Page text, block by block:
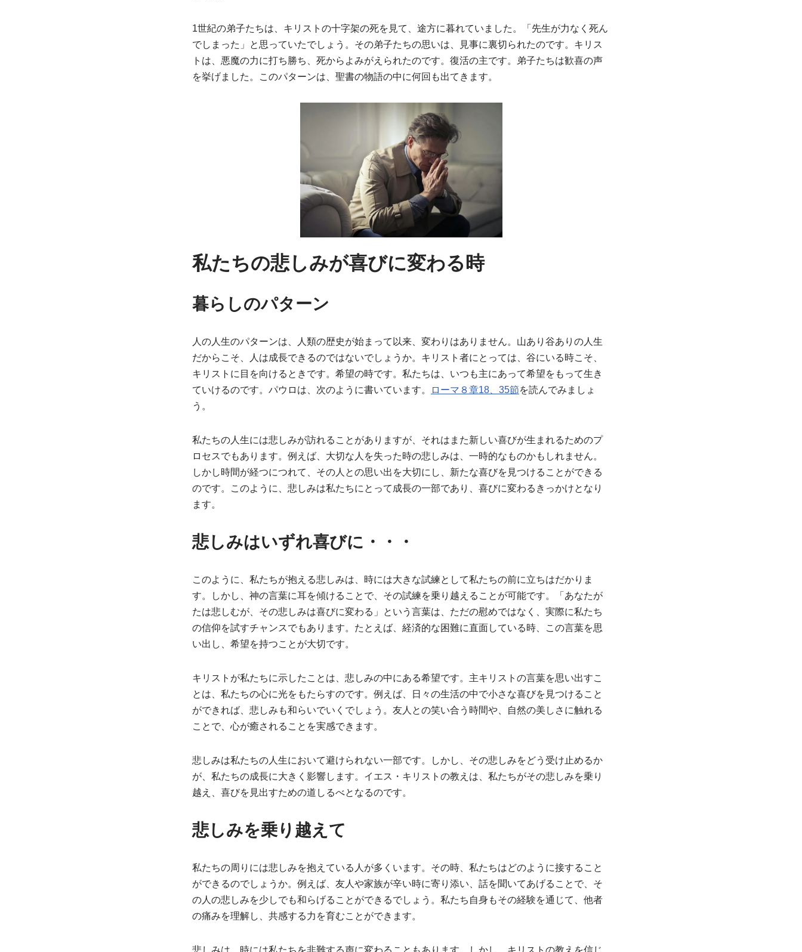
1世紀の弟子たちは、キリストの十字架の死を見て、途方に暮れていました。「先生が力なく死ん
でしまった」と思っていたでしょう。その弟子たちの思いは、見事に裏切られたのです。キリス
トは、悪魔の力に打ち勝ち、死からよみがえられたのです。復活の主です。弟子たちは歓喜の声
を挙げました。このパターンは、聖書の物語の中に何回も出てきます。
私たちの悲しみが喜びに変わる時
暮らしのパターン
人の人生のパターンは、人類の歴史が始まって以来、変わりはありません。山あり谷ありの人生
だからこそ、人は成長できるのではないでしょうか。キリスト者にとっては、谷にいる時こそ、
キリストに目を向けるときです。希望の時です。私たちは、いつも主にあって希望をもって生き
ていけるのです。パウロは、次のように書いています。
ローマ８章18、35節を読んでみましょ
う。
私たちの人生には悲しみが訪れることがありますが、それはまた新しい喜びが生まれるためのプ
ロセスでもあります。例えば、大切な人を失った時の悲しみは、一時的なものかもしれません。
しかし時間が経つにつれて、その人との思い出を大切にし、新たな喜びを見つけることができる
のです。このように、悲しみは私たちにとって成長の一部であり、喜びに変わるきっかけとなり
ます。
悲しみはいずれ喜びに・・・
このように、私たちが抱える悲しみは、時には大きな試練として私たちの前に立ちはだかりま
す。しかし、神の言葉に耳を傾けることで、その試練を乗り越えることが可能です。「あなたが
たは悲しむが、その悲しみは喜びに変わる」という言葉は、ただの慰めではなく、実際に私たち
の信仰を試すチャンスでもあります。たとえば、経済的な困難に直面している時、この言葉を思
い出し、希望を持つことが大切です。
キリストが私たちに示したことは、悲しみの中にある希望です。主キリストの言葉を思い出すこ
とは、私たちの心に光をもたらすのです。例えば、日々の生活の中で小さな喜びを見つけること
ができれば、悲しみも和らいでいくでしょう。友人との笑い合う時間や、自然の美しさに触れる
ことで、心が癒されることを実感できます。
悲しみは私たちの人生において避けられない一部です。しかし、その悲しみをどう受け止めるか
が、私たちの成長に大きく影響します。イエス・キリストの教えは、私たちがその悲しみを乗り
越え、喜びを見出すための道しるべとなるのです。
悲しみを乗り越えて
私たちの周りには悲しみを抱えている人が多くいます。その時、私たちはどのように接すること
ができるのでしょうか。例えば、友人や家族が辛い時に寄り添い、話を聞いてあげることで、そ
の人の悲しみを少しでも和らげることができるでしょう。私たち自身もその経験を通じて、他者
の痛みを理解し、共感する力を育むことができます。
悲しみは、時には私たちを非難する声に変わることもあります。しかし、キリストの教えを信じ